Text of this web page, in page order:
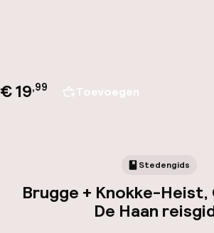
€ 19,99 Toevoegen
Stedengids
Brugge + Knokke-
De Haan